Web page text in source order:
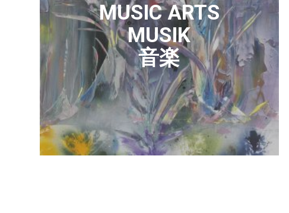
MUSIC ARTS
MUSIK
音楽